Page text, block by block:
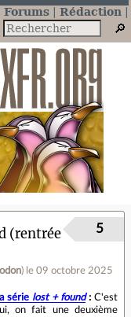
Forums
Rédaction
(rentrée
) le 09 octobre 2025
5
la série lost + found: C'est
on fait une deuxième